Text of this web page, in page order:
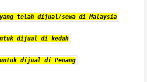
telah dijual/sewa di Malaysia
dijual di kedah
dijual di Penang